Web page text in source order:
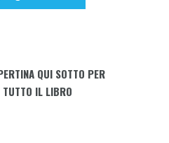
QUI SOTTO PER
TUTTO IL LIBRO